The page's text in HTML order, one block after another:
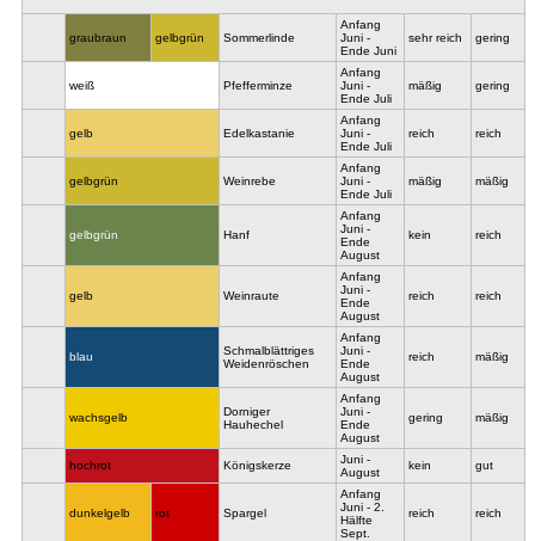
graubraun gelbgrün Sommerlinde
Anfang
Juni -
Ende Juni
sehr reich gering
weiß Pfefferminze
Anfang
Juni -
Ende Juli
mäßig gering
gelb Edelkastanie
Anfang
Juni -
Ende Juli
reich reich
gelbgrün Weinrebe
Anfang
Juni -
Ende Juli
mäßig mäßig
gelbgrün Hanf
Anfang
Juni -
Ende
August
kein reich
gelb Weinraute
Anfang
Juni -
Ende
August
reich reich
blau
Schmalblättriges
Weidenröschen
Anfang
Juni -
Ende
August
reich mäßig
wachsgelb
Dorniger
Hauhechel
Anfang
Juni -
Ende
August
gering mäßig
hochrot Königskerze
Juni -
August
kein gut
dunkelgelb rot Spargel
Anfang
Juni - 2.
Hälfte
Sept.
reich reich